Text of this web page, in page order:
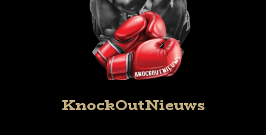
KnockOutNieuws